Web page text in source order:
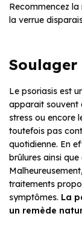
Recommencez
la verrue
Soulager
Le psoriasis est
apparait souvent
stress ou encore
toutefois pas
quotidienne. En
brûlures ainsi
traitements
symptômes. La
un remède